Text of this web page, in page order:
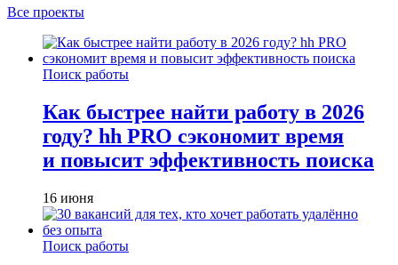
Все проекты
Поиск работы
Как быстрее найти работу в 2026
году? hh PRO сэкономит время
и повысит эффективность поиска
16 июня
Поиск работы